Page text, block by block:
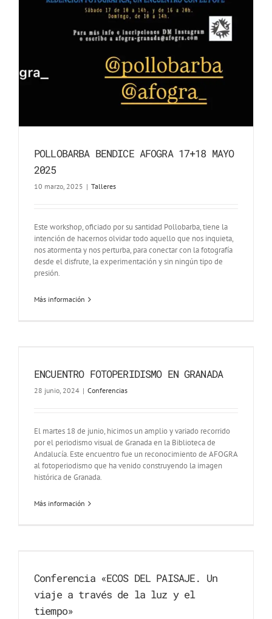
POLLOBARBA BENDICE AFOGRA 17+18 MAYO
2025
10 marzo, 2025 | Talleres
Este workshop, oficiado por su santidad Pollobarba, tiene la
intención de hacernos olvidar todo aquello que nos inquieta,
nos atormenta y nos perturba, para conectar con la fotografía
desde el disfrute, la experimentación y sin ningún tipo de
presión.
Más información
ENCUENTRO FOTOPERIDISMO EN GRANADA
28 junio, 2024 | Conferencias
El martes 18 de junio, hicimos un amplio y variado recorrido
por el periodismo visual de Granada en la Biblioteca de
Andalucía. Este encuentro fue un reconocimiento de AFOGRA
al fotoperiodismo que ha venido construyendo la imagen
histórica de Granada.
Más información
Conferencia «ECOS DEL PAISAJE. Un
viaje a través de la luz y el
tiempo»